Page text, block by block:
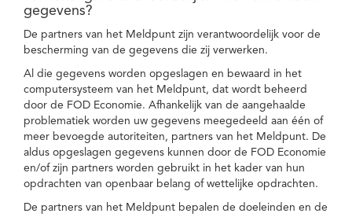
gegevens?
De partners van het Meldpunt zijn verantwoordelijk voor de
bescherming van de gegevens die zij verwerken.
Al die gegevens worden opgeslagen en bewaard in het
computersysteem van het Meldpunt, dat wordt beheerd
door de FOD Economie. Afhankelijk van de aangehaalde
problematiek worden uw gegevens meegedeeld aan één of
meer bevoegde autoriteiten, partners van het Meldpunt. De
aldus opgeslagen gegevens kunnen door de FOD Economie
en/of zijn partners worden gebruikt in het kader van hun
opdrachten van openbaar belang of wettelijke opdrachten.
De partners van het Meldpunt bepalen de doeleinden en de